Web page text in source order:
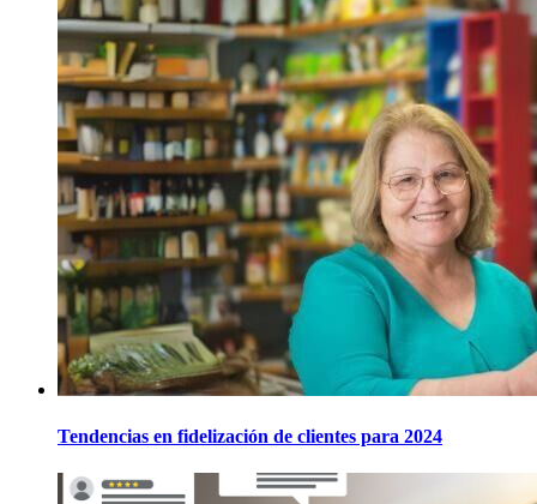
Tendencias en fidelización de clientes para 2024